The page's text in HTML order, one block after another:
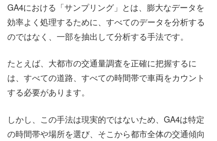
GA4における「サンプリング」とは、膨大なデータを
効率よく処理するために、すべてのデータを分析する
のではなく、一部を抽出して分析する手法です。
たとえば、大都市の交通量調査を正確に把握するに
は、すべての道路、すべての時間帯で車両をカウント
する必要があります。
しかし、この手法は現実的ではないため、GA4は特定
の時間帯や場所を選び、そこから都市全体の交通傾向